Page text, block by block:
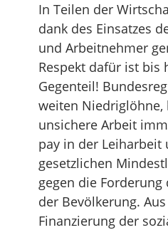
In Teilen der
dank des Einsatzes
und Arbeitnehmer
Respekt dafür ist bis
Gegenteil!
weiten Niedriglöhne,
unsichere Arbeit
pay in der Leiharbeit
gesetzlichen
gegen die
der Bevölkerung.
Finanzierung der